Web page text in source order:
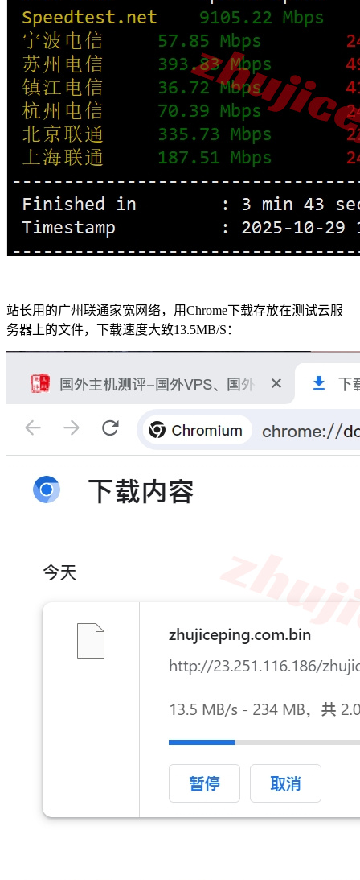
站长用的广州联通家宽网络，用Chrome下载存放在测试云服
务器上的文件，下载速度大致13.5MB/S：